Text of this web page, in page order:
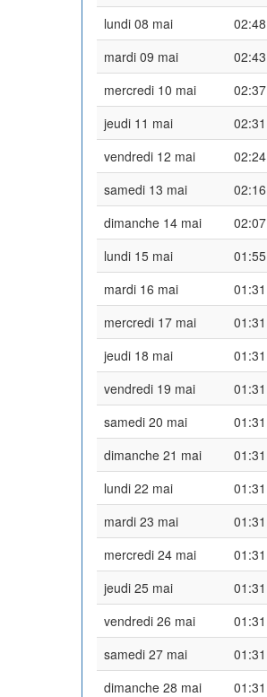
lundi 08 mai
02:48
mardi 09 mai
02:43
mercredi 10 mai
02:37
jeudi 11 mai
02:31
vendredi 12 mai
02:24
samedi 13 mai
02:16
dimanche 14 mai
02:07
lundi 15 mai
01:55
mardi 16 mai
01:31
mercredi 17 mai
01:31
jeudi 18 mai
01:31
vendredi 19 mai
01:31
samedi 20 mai
01:31
dimanche 21 mai
01:31
lundi 22 mai
01:31
mardi 23 mai
01:31
mercredi 24 mai
01:31
jeudi 25 mai
01:31
vendredi 26 mai
01:31
samedi 27 mai
01:31
dimanche 28 mai
01:31